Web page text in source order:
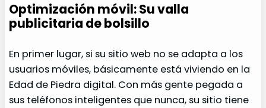
Optimización móvil: Su valla
publicitaria de bolsillo
En primer lugar, si su sitio web no se adapta a los
usuarios móviles, básicamente está viviendo en la
Edad de Piedra digital. Con más gente pegada a
sus teléfonos inteligentes que nunca, su sitio tiene